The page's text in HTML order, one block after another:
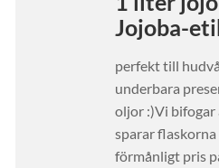
Jojoba-
perfekt till
underbara
oljor :)Vi bifogar
sparar
förmånligt pris